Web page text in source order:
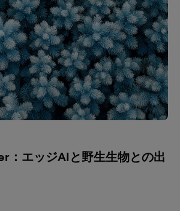
：エッジAIと野生生物との出